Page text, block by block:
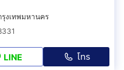
งเทพมหานคร
LINE โทร